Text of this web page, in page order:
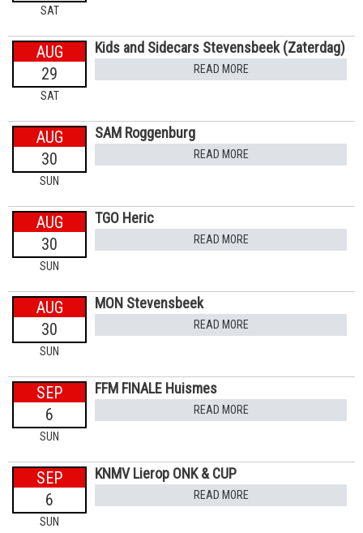
SAT
AUG
29
SAT
Kids and Sidecars Stevensbeek (Zaterdag)
READ MORE
AUG
30
SUN
SAM Roggenburg
READ MORE
AUG
30
SUN
TGO Heric
READ MORE
AUG
30
SUN
MON Stevensbeek
READ MORE
SEP
6
SUN
FFM FINALE Huismes
READ MORE
SEP
6
SUN
KNMV Lierop ONK & CUP
READ MORE